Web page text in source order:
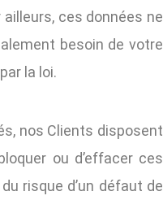
ces données ne
besoin de votre
la loi.
nos Clients disposent
ou d’effacer ces
risque d’un défaut de